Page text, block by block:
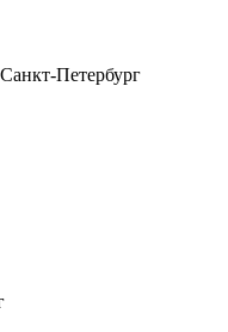
Петербург